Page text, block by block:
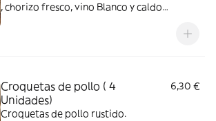
, chorizo fresco, vino Blanco y caldo
Croquetas de pollo ( 4
Unidades)
6,30 €
Croquetas de pollo rustido.